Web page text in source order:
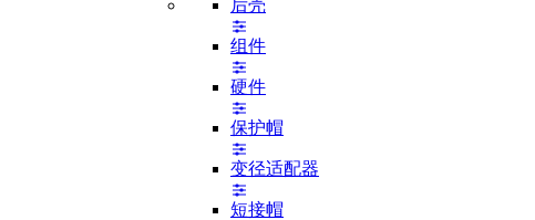
后壳
组件
硬件
保护帽
变径适配器
短接帽